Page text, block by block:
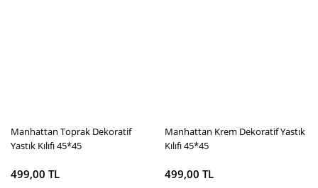
Manhattan Toprak Dekoratif
Yastık Kılıfı 45*45
499,00 TL
Manhattan Krem Dekoratif Yastık
Kılıfı 45*45
499,00 TL